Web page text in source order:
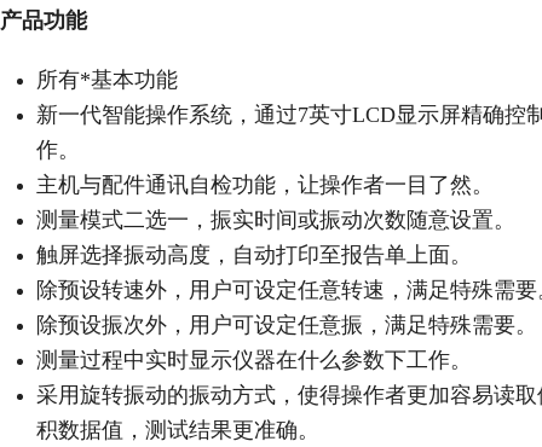
产品功能
所有*基本功能
新一代智能操作系统，通过7英寸LCD显示屏精确控
作。
主机与配件通讯自检功能，让操作者一目了然。
测量模式二选一，振实时间或振动次数随意设置。
触屏选择振动高度，自动打印至报告单上面。
除预设转速外，用户可设定任意转速，满足特殊需要
除预设振次外，用户可设定任意振，满足特殊需要。
测量过程中实时显示仪器在什么参数下工作。
采用旋转振动的振动方式，使得操作者更加容易读取
积数据值，测试结果更准确。